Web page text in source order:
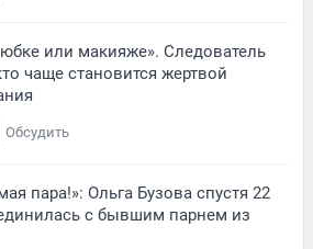
или макияже». Следователь
чаще становится жертвой
Обсудить
пара!»: Ольга Бузова спустя 22
с бывшим парнем из